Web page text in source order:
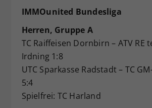
IMMOunited Bundesliga
Herren, Gruppe A
TC Raiffeisen Dornbirn – ATV RE
Irdning 1:8
UTC Sparkasse Radstadt – TC
5:4
Spielfrei: TC Harland